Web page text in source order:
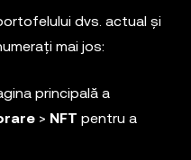
dvs. actual și
mai jos:
principală a
> NFT pentru a